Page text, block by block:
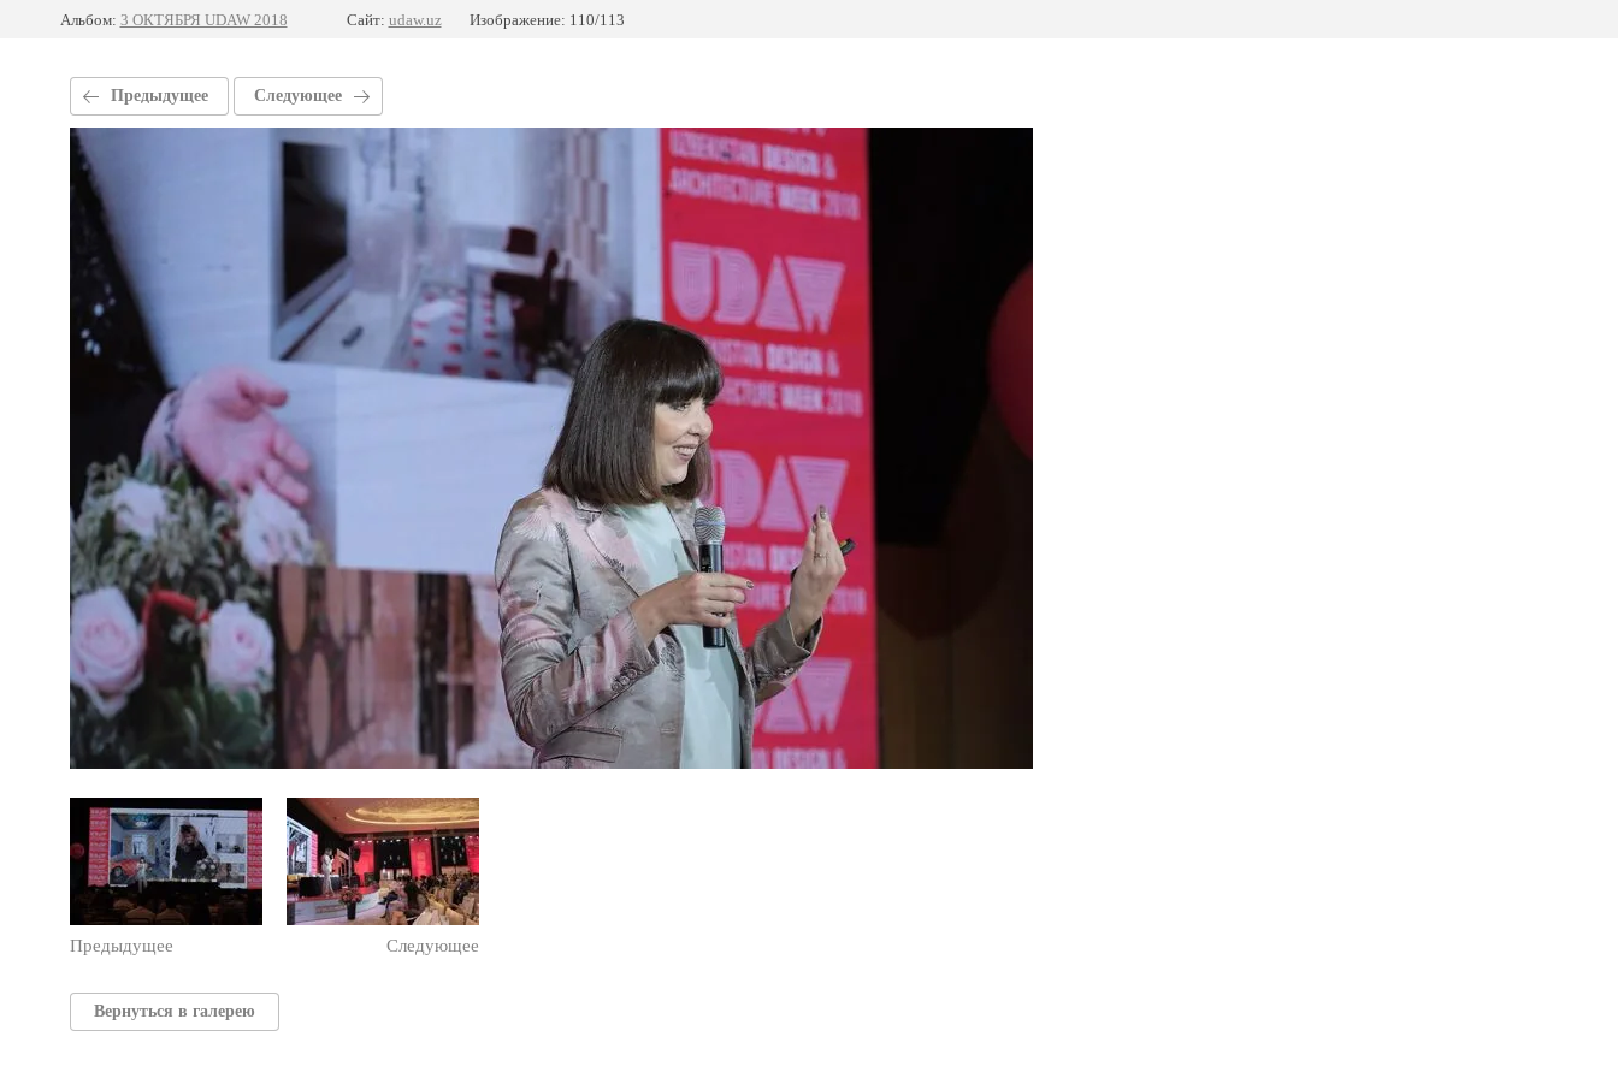
Альбом: 3 ОКТЯБРЯ UDAW 2018 Сайт: udaw.uz Изображение: 110/113
Предыдущее Следующее
Предыдущее Следующее
Вернуться в галерею